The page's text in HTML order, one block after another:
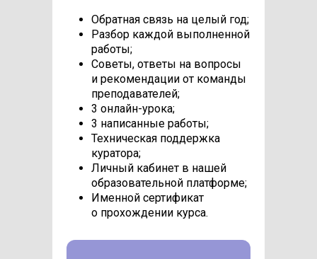
Обратная связь на целый год;
Разбор каждой выполненной
работы;
Советы, ответы на вопросы
и рекомендации от команды
преподавателей;
3 онлайн-урока;
3 написанные работы;
Техническая поддержка
куратора;
Личный кабинет в нашей
образовательной платформе;
Именной сертификат
о прохождении курса.